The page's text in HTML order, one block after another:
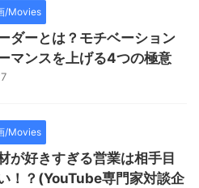
/Movies
ダーとは？モチベーション
マンスを上げる4つの極意
/Movies
が好きすぎる営業は相手目
！？(YouTube専門家対談企